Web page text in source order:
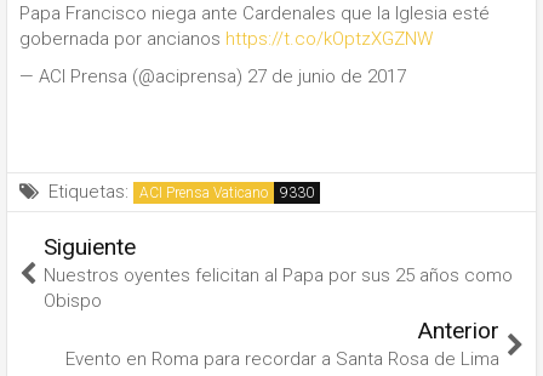
Papa Francisco niega ante Cardenales que la Iglesia esté
gobernada por ancianos https://t.co/kOptzXGZNW
— ACI Prensa (@aciprensa) 27 de junio de 2017
Etiquetas: ACI Prensa Vaticano
Siguiente
Nuestros oyentes felicitan al Papa por sus 25 años como
Obispo
Anterior
Evento en Roma para recordar a Santa Rosa de Lima